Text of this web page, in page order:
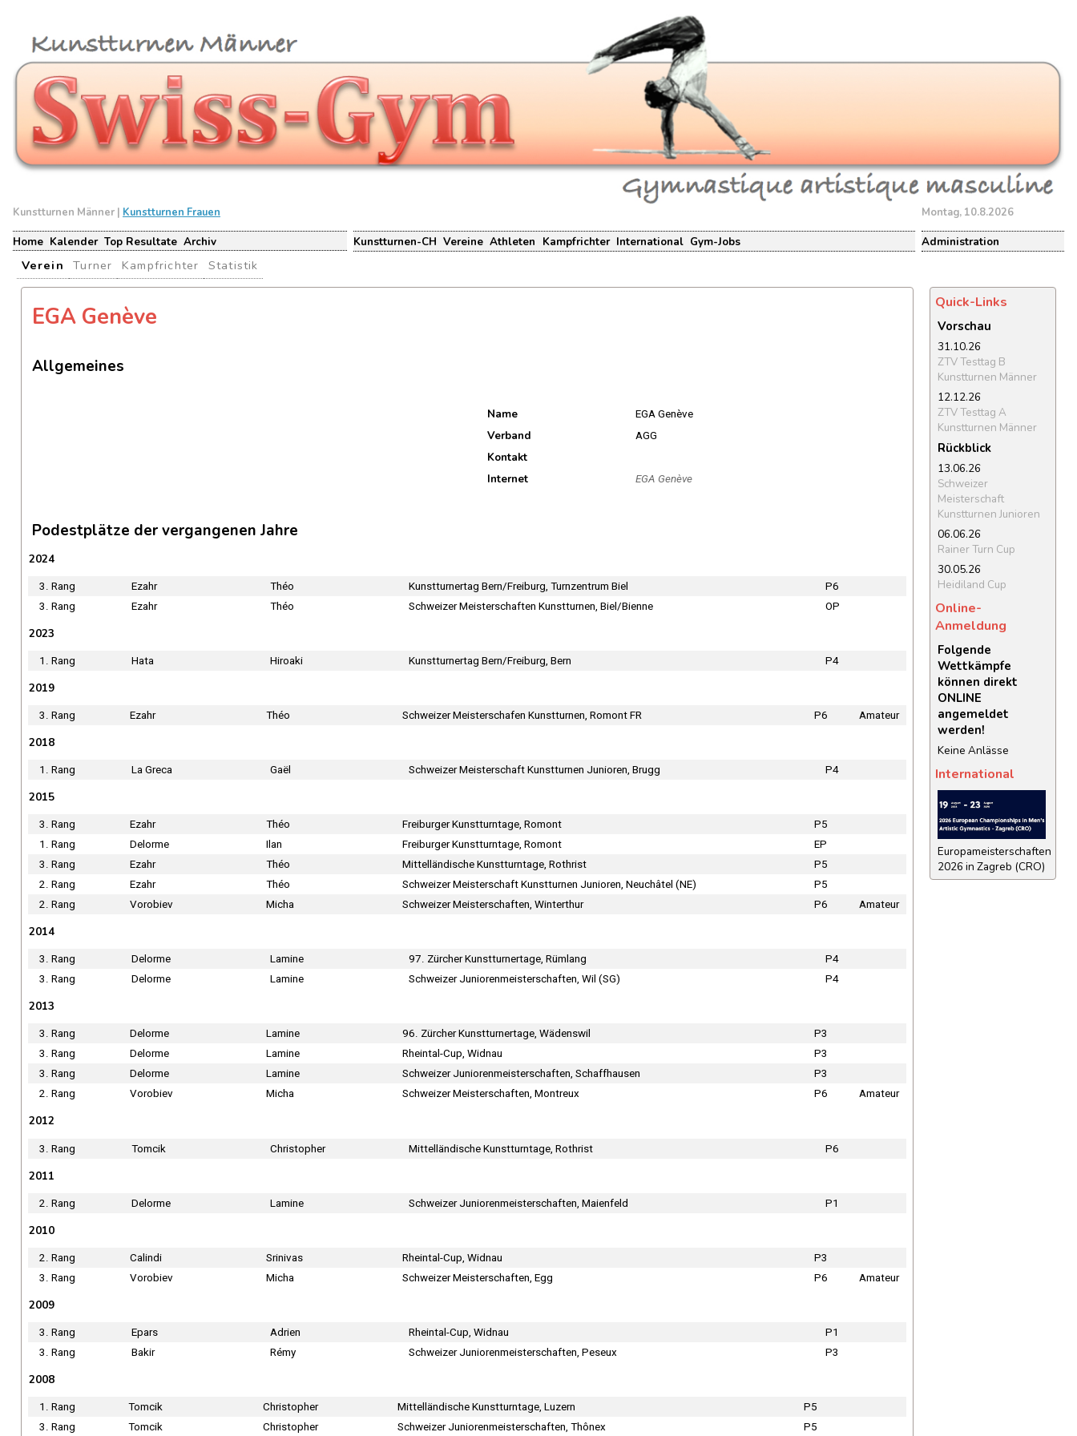
Kunstturnen Männer | Kunstturnen Frauen Montag, 10.8.2026
Home Kalender Top Resultate Archiv Kunstturnen-CH Vereine Athleten Kampfrichter International Gym-Jobs Administration
Verein Turner Kampfrichter Statistik
EGA Genève
Allgemeines
Name EGA Genève
Verband AGG
Kontakt
Internet
EGA Genève
Podestplätze der vergangenen Jahre
2024
3. Rang Ezahr Théo Kunstturnertag Bern/Freiburg, Turnzentrum Biel
P6
3. Rang
Ezahr Théo Schweizer Meisterschaften Kunstturnen, Biel/Bienne OP
2023
1. Rang Hata Hiroaki Kunstturnertag Bern/Freiburg, Bern P4
2019
3. Rang Ezahr Théo Schweizer Meisterschafen Kunstturnen, Romont FR P6 Amateur
2018
1. Rang La Greca Gaël Schweizer Meisterschaft Kunstturnen Junioren, Brugg P4
2015
3. Rang Ezahr Théo Freiburger Kunstturntage, Romont
P5
1. Rang
Delorme Ilan Freiburger Kunstturntage, Romont
EP
3. Rang
Ezahr Théo Mittelländische Kunstturntage, Rothrist
P5
2. Rang
Ezahr Théo Schweizer Meisterschaft Kunstturnen Junioren, Neuchâtel (NE)
P5
2. Rang
Vorobiev Micha Schweizer Meisterschaften, Winterthur P6 Amateur
2014
3. Rang Delorme Lamine 97. Zürcher Kunstturnertage, Rümlang
P4
3. Rang
Delorme Lamine Schweizer Juniorenmeisterschaften, Wil (SG) P4
2013
3. Rang Delorme Lamine 96. Zürcher Kunstturnertage, Wädenswil
P3
3. Rang
Delorme Lamine Rheintal-Cup, Widnau
P3
3. Rang
Delorme Lamine Schweizer Juniorenmeisterschaften, Schaffhausen
P3
2. Rang
Vorobiev Micha Schweizer Meisterschaften, Montreux P6 Amateur
2012
3. Rang Tomcik Christopher Mittelländische Kunstturntage, Rothrist P6
2011
2. Rang Delorme Lamine Schweizer Juniorenmeisterschaften, Maienfeld P1
2010
2. Rang Calindi Srinivas Rheintal-Cup, Widnau
P3
3. Rang
Vorobiev Micha Schweizer Meisterschaften, Egg P6 Amateur
2009
3. Rang Epars Adrien Rheintal-Cup, Widnau
P1
3. Rang
Bakir Rémy Schweizer Juniorenmeisterschaften, Peseux P3
2008
1. Rang Tomcik Christopher Mittelländische Kunstturntage, Luzern
P5
3. Rang
Tomcik Christopher Schweizer Juniorenmeisterschaften, Thônex P5
Quick-Links
Vorschau
31.10.26
ZTV Testtag B
Kunstturnen Männer
12.12.26
ZTV Testtag A
Kunstturnen Männer
Rückblick
13.06.26
Schweizer
Meisterschaft
Kunstturnen Junioren
06.06.26
Rainer Turn Cup
30.05.26
Heidiland Cup
Online-
Anmeldung
Folgende
Wettkämpfe
können direkt
ONLINE
angemeldet
werden!
Keine Anlässe
International
Europameisterschaften
2026 in Zagreb (CRO)